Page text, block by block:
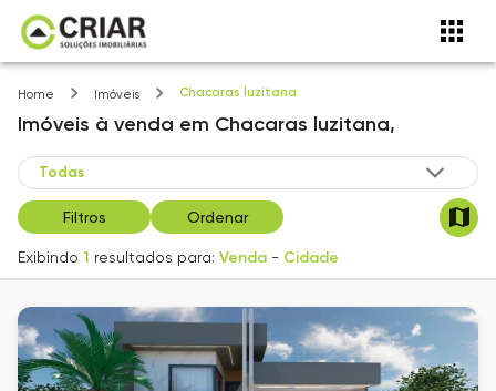
Home Imóveis Chacaras luzitana
Imóveis à venda em Chacaras luzitana,
Filtros Ordenar
Exibindo 1 resultados para: Venda - Cidade